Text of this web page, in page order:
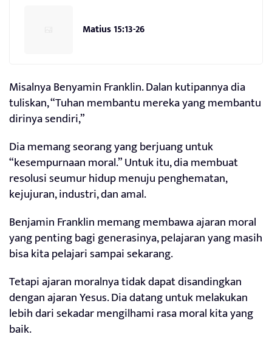
Matius 15:13-26
Misalnya Benyamin Franklin. Dalan kutipannya dia
tuliskan, “Tuhan membantu mereka yang membantu
dirinya sendiri,”
Dia memang seorang yang berjuang untuk
“kesempurnaan moral.” Untuk itu, dia membuat
resolusi seumur hidup menuju penghematan,
kejujuran, industri, dan amal.
Benjamin Franklin memang membawa ajaran moral
yang penting bagi generasinya, pelajaran yang masih
bisa kita pelajari sampai sekarang.
Tetapi ajaran moralnya tidak dapat disandingkan
dengan ajaran Yesus. Dia datang untuk melakukan
lebih dari sekadar mengilhami rasa moral kita yang
baik.